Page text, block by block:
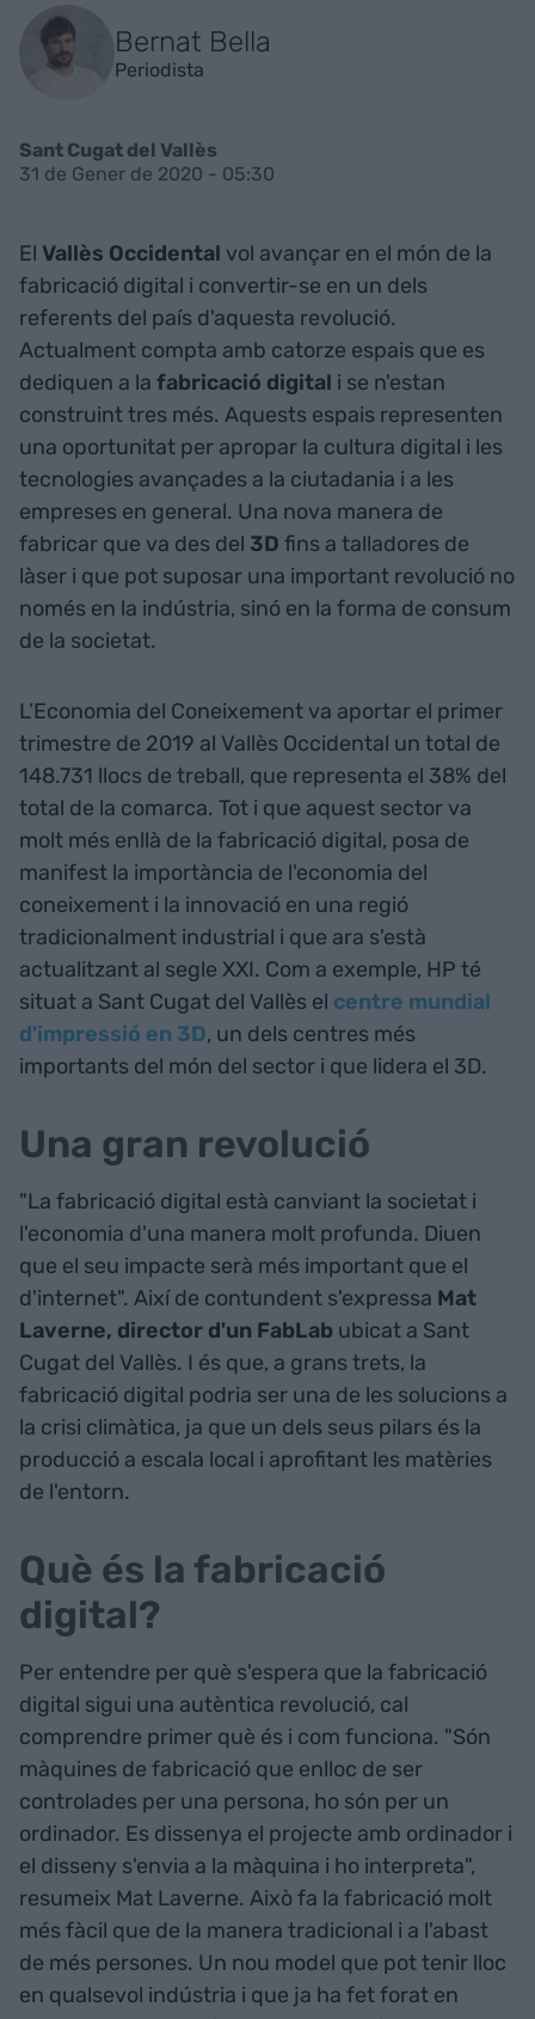
Bernat Bella
Periodista
Sant Cugat del Vallès
31 de Gener de 2020 - 05:30
El Vallès Occidental vol avançar en el món de la
fabricació digital i convertir-se en un dels
referents del país d'aquesta revolució.
Actualment compta amb catorze espais que es
dediquen a la fabricació digital i se n'estan
construint tres més. Aquests espais representen
una oportunitat per apropar la cultura digital i les
tecnologies avançades a la ciutadania i a les
empreses en general. Una nova manera de
fabricar que va des del 3D fins a talladores de
làser i que pot suposar una important revolució no
només en la indústria, sinó en la forma de consum
de la societat.
L’Economia del Coneixement va aportar el primer
trimestre de 2019 al Vallès Occidental un total de
148.731 llocs de treball, que representa el 38% del
total de la comarca. Tot i que aquest sector va
molt més enllà de la fabricació digital, posa de
manifest la importància de l'economia del
coneixement i la innovació en una regió
tradicionalment industrial i que ara s'està
actualitzant al segle XXI. Com a exemple, HP té
situat a Sant Cugat del Vallès el centre mundial
d'impressió en 3D, un dels centres més
importants del món del sector i que lidera el 3D.
Una gran revolució
"La fabricació digital està canviant la societat i
l'economia d'una manera molt profunda. Diuen
que el seu impacte serà més important que el
d'internet". Així de contundent s'expressa Mat
Laverne, director d'un FabLab ubicat a Sant
Cugat del Vallès. I és que, a grans trets, la
fabricació digital podria ser una de les solucions a
la crisi climàtica, ja que un dels seus pilars és la
producció a escala local i aprofitant les matèries
de l'entorn.
Què és la fabricació
digital?
Per entendre per què s'espera que la fabricació
digital sigui una autèntica revolució, cal
comprendre primer què és i com funciona. "Són
màquines de fabricació que enlloc de ser
controlades per una persona, ho són per un
ordinador. Es dissenya el projecte amb ordinador i
el disseny s'envia a la màquina i ho interpreta",
resumeix Mat Laverne. Això fa la fabricació molt
més fàcil que de la manera tradicional i a l'abast
de més persones. Un nou model que pot tenir lloc
en qualsevol indústria i que ja ha fet forat en